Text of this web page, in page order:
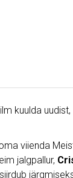
kuulda
viienda
jalgpallur,